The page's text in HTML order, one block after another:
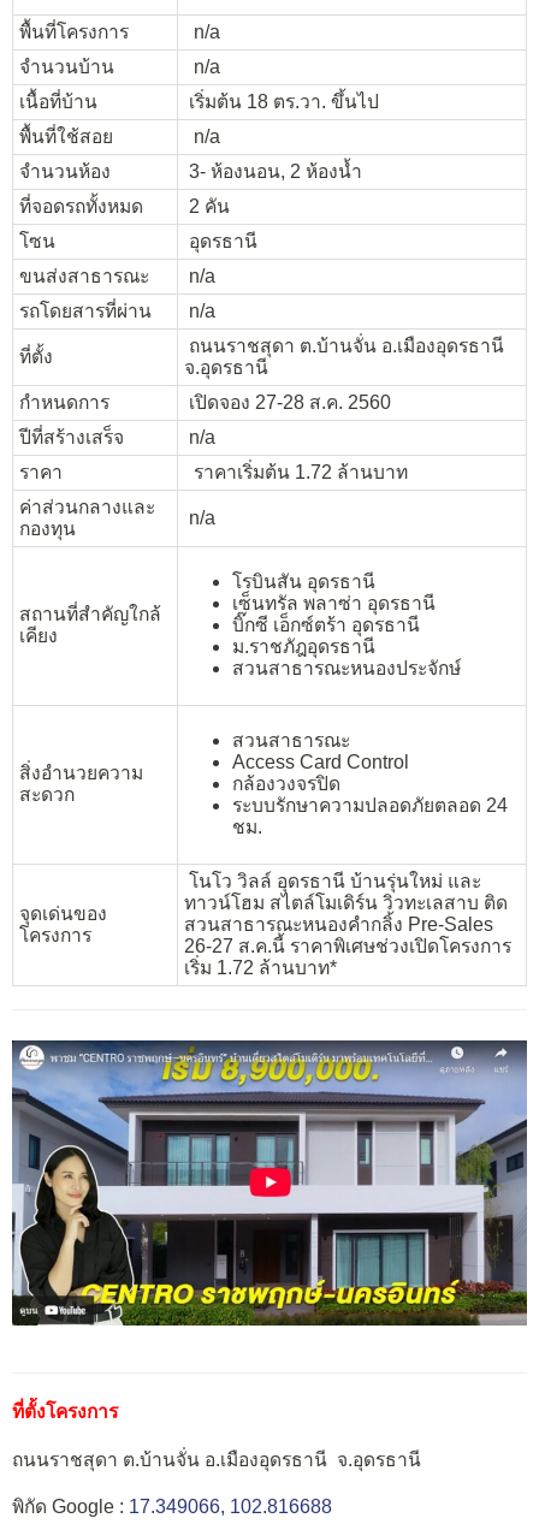
พื้นที่โครงการ
n/a
จำนวนบ้าน
n/a
เนื้อที่บ้าน
เริ่มต้น 18 ตร.วา. ขึ้นไป
พื้นที่ใช้สอย
n/a
จำนวนห้อง
3- ห้องนอน, 2 ห้องน้ำ
ที่จอดรถทั้งหมด
2 คัน
โซน
อุดรธานี
ขนส่งสาธารณะ
n/a
รถโดยสารที่ผ่าน
n/a
ที่ตั้ง
ถนนราชสุดา ต.บ้านจั่น อ.เมืองอุดรธานี
จ.อุดรธานี
กำหนดการ
เปิดจอง 27-28 ส.ค. 2560
ปีที่สร้างเสร็จ
n/a
ราคา
ราคาเริ่มต้น 1.72 ล้านบาท
ค่าส่วนกลางและ
กองทุน
n/a
สถานที่สำคัญใกล้
เคียง
โรบินสัน อุดรธานี
เซ็นทรัล พลาซ่า อุดรธานี
บิ๊กซี เอ็กซ์ตร้า อุดรธานี
ม.ราชภัฎอุดรธานี
สวนสาธารณะหนองประจักษ์
สิ่งอำนวยความ
สะดวก
สวนสาธารณะ
Access Card Control
กล้องวงจรปิด
ระบบรักษาความปลอดภัยตลอด 24
ชม.
จุดเด่นของ
โครงการ
โนโว วิลล์ อุดรธานี บ้านรุ่นใหม่ และ
ทาวน์โฮม สไตล์โมเดิร์น วิวทะเลสาบ ติด
สวนสาธารณะหนองคำกลิ้ง Pre-Sales
26-27 ส.ค.นี้ ราคาพิเศษช่วงเปิดโครงการ
เริ่ม 1.72 ล้านบาท*
ที่ตั้งโครงการ
ถนนราชสุดา ต.บ้านจั่น อ.เมืองอุดรธานี จ.อุดรธานี
พิกัด Google : 17.349066, 102.816688